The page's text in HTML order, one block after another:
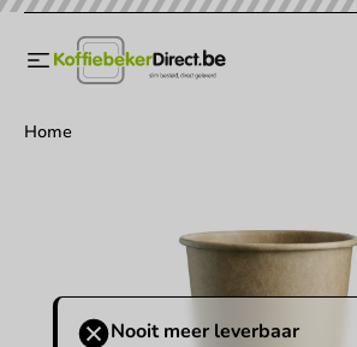
Home
Nooit meer leverbaar